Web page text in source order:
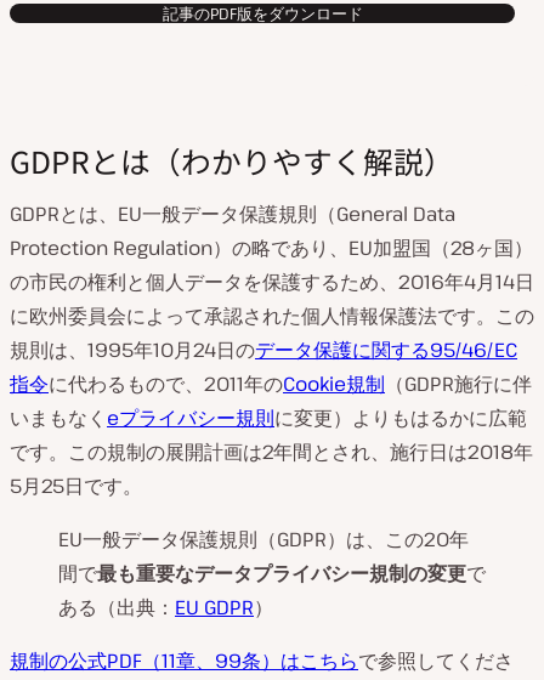
記事のPDF版をダウンロード
GDPRとは（わかりやすく解説）
GDPRとは、EU一般データ保護規則（General Data
Protection Regulation）の略であり、EU加盟国（28ヶ国）
の市民の権利と個人データを保護するため、2016年4月14日
に欧州委員会によって承認された個人情報保護法です。この
規則は、1995年10月24日のデータ保護に関する95/46/EC
指令に代わるもので、2011年のCookie規制 （GDPR施行に伴
いまもなく eプライバシー規則に変更）よりもはるかに広範
です。この規制の展開計画は2年間とされ、施行日は2018年
5月25日です。
EU一般データ保護規則（GDPR）は、この20年
間で最も重要なデータプライバシー規制の変更で
ある（出典： EU GDPR）
規制の公式PDF（11章、99条）はこちらで参照してくださ